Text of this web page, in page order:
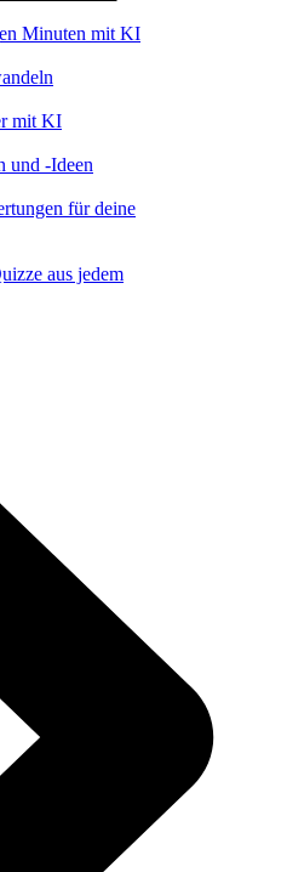
Minuten mit KI
mit KI
und -Ideen
für deine
aus jedem